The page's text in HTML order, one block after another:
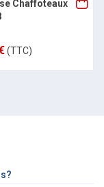
Chaffoteaux
(TTC)